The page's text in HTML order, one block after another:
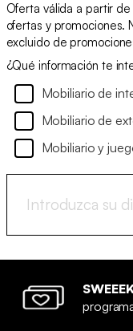
Oferta válida a partir
ofertas y promociones.
excluido de
¿Qué información te
Mobiliario de
Mobiliario de
Mobiliario y